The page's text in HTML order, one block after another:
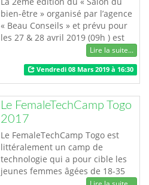
bien-être » organisé par l’agence
« Beau Conseils » et prévu pour
les 27 & 28 avril 2019 (09h ) est
un évènement qui prône le bien-
la détente par l’auto-massage ; et
les habitudes de vie saines au
quotidien pour gagner en énergie
et sérénité; Seront de la partie,
des stands et ateli…
Lire la suite...
Vendredi 08 Mars 2019 à 16:30
Le FemaleTechCamp Togo
2017
Le FemaleTechCamp Togo est
littéralement un camp de
technologie qui a pour cible les
jeunes femmes âgées de 18-35
ans. Il s’inscrit dans la dynamique